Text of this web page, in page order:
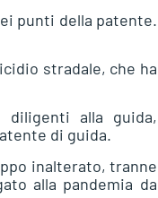
punti della patente.
stradale, che ha
diligenti alla guida,
di guida.
inalterato, tranne
alla pandemia da